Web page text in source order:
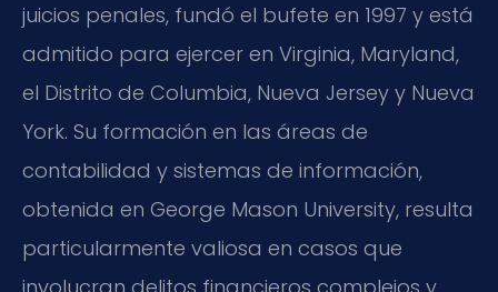
juicios penales, fundó el bufete en 1997 y está
admitido para ejercer en Virginia, Maryland,
el Distrito de Columbia, Nueva Jersey y Nueva
York. Su formación en las áreas de
contabilidad y sistemas de información,
obtenida en George Mason University, resulta
particularmente valiosa en casos que